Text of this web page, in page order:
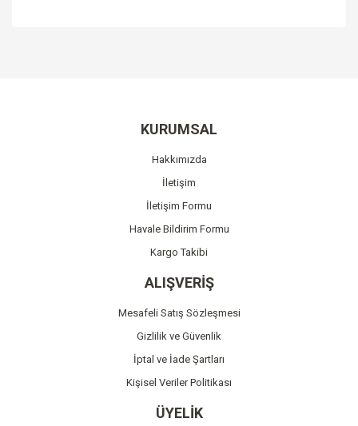
Ürün bilgilerinde hatalar bulunuyor.
Ürün fiyatı diğer sitelerden daha pahalı.
Bu ürüne benzer farklı alternatifler olmalı.
Gönder
KURUMSAL
Hakkımızda
İletişim
İletişim Formu
Havale Bildirim Formu
Kargo Takibi
ALIŞVERİŞ
Mesafeli Satış Sözleşmesi
Gizlilik ve Güvenlik
İptal ve İade Şartları
Kişisel Veriler Politikası
ÜYELİK